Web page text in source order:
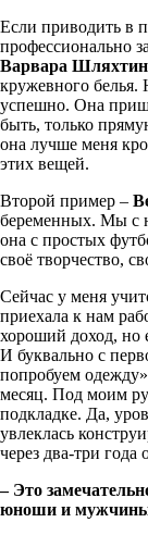
Если приводить в
профессионально
Варвара
кружевного белья.
успешно. Она
быть, только
она лучше меня
этих вещей.
Второй пример –
беременных. Мы с
она с простых
своё творчество,
Сейчас у меня
приехала к нам
хороший доход, но
И буквально с
попробуем
месяц. Под моим
подкладке. Да,
увлеклась
через два-три
– Это
юноши и